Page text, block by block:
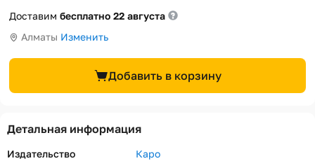
Доставим бесплатно 22 августа
Алматы Изменить
Добавить в корзину
Детальная информация
Издательство
Каро